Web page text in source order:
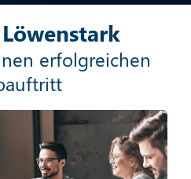
erfolgreichen